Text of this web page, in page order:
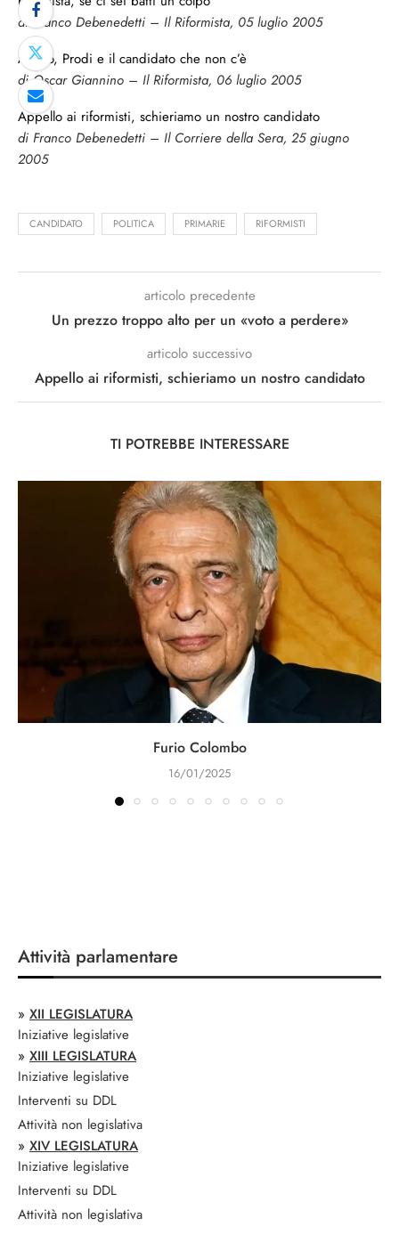
di Franco Debenedetti – Il Riformista, 05 luglio 2005
Amato, Prodi e il candidato che non c’è
di Oscar Giannino – Il Riformista, 06 luglio 2005
Appello ai riformisti, schieriamo un nostro candidato
di Franco Debenedetti – Il Corriere della Sera, 25 giugno
2005
CANDIDATO POLITICA PRIMARIE RIFORMISTI
articolo precedente
Un prezzo troppo alto per un «voto a perdere»
articolo successivo
Appello ai riformisti, schieriamo un nostro candidato
TI POTREBBE INTERESSARE
Furio Colombo
16/01/2025
Attività parlamentare
» XII LEGISLATURA
Iniziative legislative
» XIII LEGISLATURA
Iniziative legislative
Interventi su DDL
Attività non legislativa
» XIV LEGISLATURA
Iniziative legislative
Interventi su DDL
Attività non legislativa